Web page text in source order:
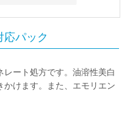
パック
ート処方です。油溶性美白
けます。また、エモリエン